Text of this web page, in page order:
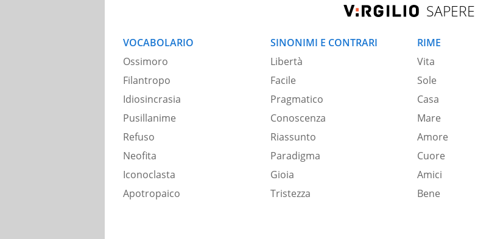
SAPERE
VOCABOLARIO
Ossimoro
Filantropo
Idiosincrasia
Pusillanime
Refuso
Neofita
Iconoclasta
Apotropaico
SINONIMI E CONTRARI
Libertà
Facile
Pragmatico
Conoscenza
Riassunto
Paradigma
Gioia
Tristezza
RIME
Vita
Sole
Casa
Mare
Amore
Cuore
Amici
Bene